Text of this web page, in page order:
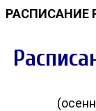
РАСПИСАНИЕ